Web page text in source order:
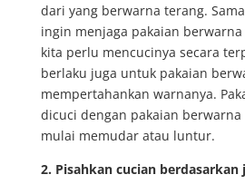
dari yang berwarna terang.
ingin menjaga pakaian
kita perlu mencucinya secara
berlaku juga untuk pakaian
mempertahankan warnanya.
dicuci dengan pakaian
mulai memudar atau luntur.
2. Pisahkan cucian berdasarkan